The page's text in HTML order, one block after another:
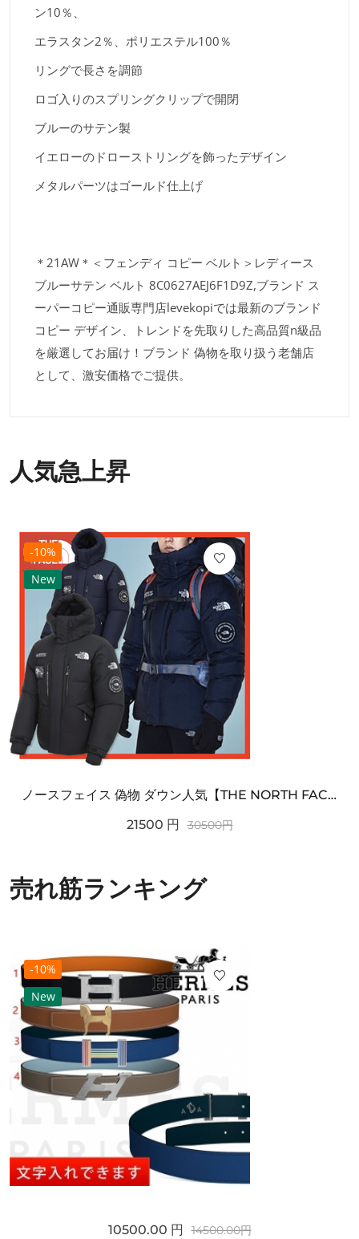
ン10％、
エラスタン2％、ポリエステル100％
リングで長さを調節
ロゴ入りのスプリングクリップで開閉
ブルーのサテン製
イエローのドローストリングを飾ったデザイン
メタルパーツはゴールド仕上げ
＊21AW＊＜フェンディ コピー ベルト＞レディース
ブルーサテン ベルト 8C0627AEJ6F1D9Z,ブランド ス
ーパーコピー通販専門店levekopiでは最新のブランド
コピー デザイン、トレンドを先取りした高品質n級品
を厳選してお届け！ブランド 偽物を取り扱う老舗店
として、激安価格でご提供。
人気急上昇
-10%
New
ノースフェイス 偽物 ダウン人気【THE NORTH FACE】M'S 7 SUMMIT HIM...
21500 円 30500円
売れ筋ランキング
-10%
New
10500.00 円 14500.00円